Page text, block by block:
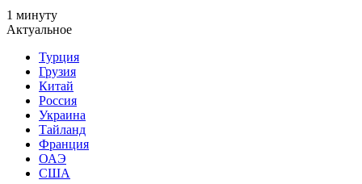
1 минуту
Актуальное
Турция
Грузия
Китай
Россия
Украина
Тайланд
Франция
ОАЭ
США